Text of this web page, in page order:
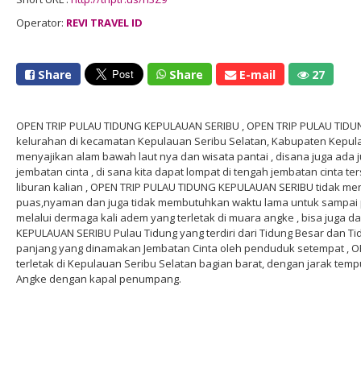
Operator: REVI TRAVEL ID
Share Share E-mail 27
OPEN TRIP PULAU TIDUNG KEPULAUAN SERIBU , OPEN TRIP PULAU
kelurahan di kecamatan Kepulauan Seribu Selatan, Kabupaten
menyajikan alam bawah laut nya dan wisata pantai , disana juga
jembatan cinta , di sana kita dapat lompat di tengah jembatan cinta
liburan kalian , OPEN TRIP PULAU TIDUNG KEPULAUAN SERIBU tidak
puas,nyaman dan juga tidak membutuhkan waktu lama untuk
melalui dermaga kali adem yang terletak di muara angke , bisa juga
KEPULAUAN SERIBU Pulau Tidung yang terdiri dari Tidung Besar dan
panjang yang dinamakan Jembatan Cinta oleh penduduk setempat ,
terletak di Kepulauan Seribu Selatan bagian barat, dengan jarak
Angke dengan kapal penumpang.